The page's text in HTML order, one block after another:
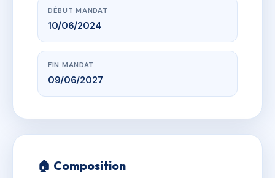
DÉBUT MANDAT
10/06/2024
FIN MANDAT
09/06/2027
🏠 Composition